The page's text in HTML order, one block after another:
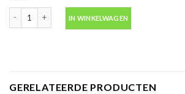
IN WINKELWAGEN
GERELATEERDE PRODUCTEN